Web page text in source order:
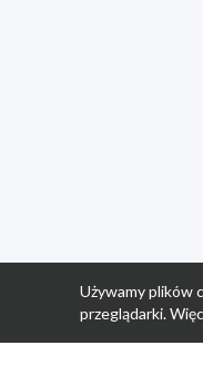
Używamy plików
przeglądarki.